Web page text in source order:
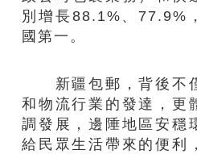
別增長88.1%、77.9%
國第一。
新疆包郵，背後不
和物流行業的發達，更
調發展，邊陲地區安穩
給民眾生活帶來的便利